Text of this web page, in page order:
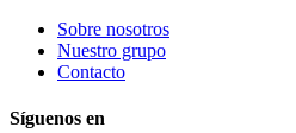
Sobre nosotros
Nuestro grupo
Contacto
Síguenos en